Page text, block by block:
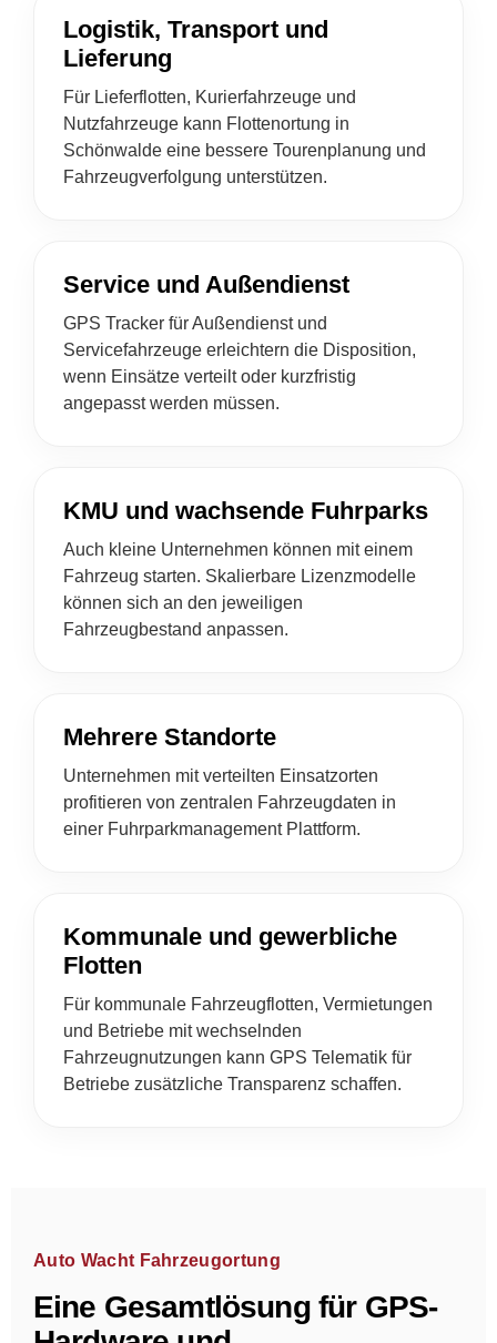
Logistik, Transport und
Lieferung
Für Lieferflotten, Kurierfahrzeuge und
Nutzfahrzeuge kann Flottenortung in
Schönwalde eine bessere Tourenplanung und
Fahrzeugverfolgung unterstützen.
Service und Außendienst
GPS Tracker für Außendienst und
Servicefahrzeuge erleichtern die Disposition,
wenn Einsätze verteilt oder kurzfristig
angepasst werden müssen.
KMU und wachsende Fuhrparks
Auch kleine Unternehmen können mit einem
Fahrzeug starten. Skalierbare Lizenzmodelle
können sich an den jeweiligen
Fahrzeugbestand anpassen.
Mehrere Standorte
Unternehmen mit verteilten Einsatzorten
profitieren von zentralen Fahrzeugdaten in
einer Fuhrparkmanagement Plattform.
Kommunale und gewerbliche
Flotten
Für kommunale Fahrzeugflotten, Vermietungen
und Betriebe mit wechselnden
Fahrzeugnutzungen kann GPS Telematik für
Betriebe zusätzliche Transparenz schaffen.
Auto Wacht Fahrzeugortung
Eine Gesamtlösung für GPS-